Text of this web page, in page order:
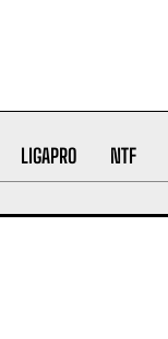
LIGAPRO NTF